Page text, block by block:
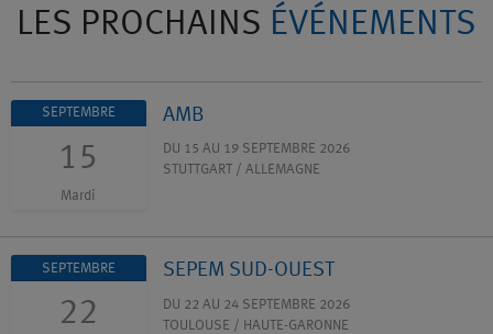
LES PROCHAINS ÉVÉNEMENTS
SEPTEMBRE
15
Mardi
AMB
DU 15 AU 19 SEPTEMBRE 2026
STUTTGART / ALLEMAGNE
SEPTEMBRE
22
SEPEM SUD-OUEST
DU 22 AU 24 SEPTEMBRE 2026
TOULOUSE / HAUTE-GARONNE